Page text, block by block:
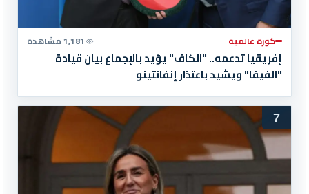
كورة عالمية 1,181 مشاهدة
إفريقيا تدعمه.. "الكاف" يؤيد بالإجماع بيان قيادة
"الفيفا" ويشيد باعتذار إنفانتينو
7